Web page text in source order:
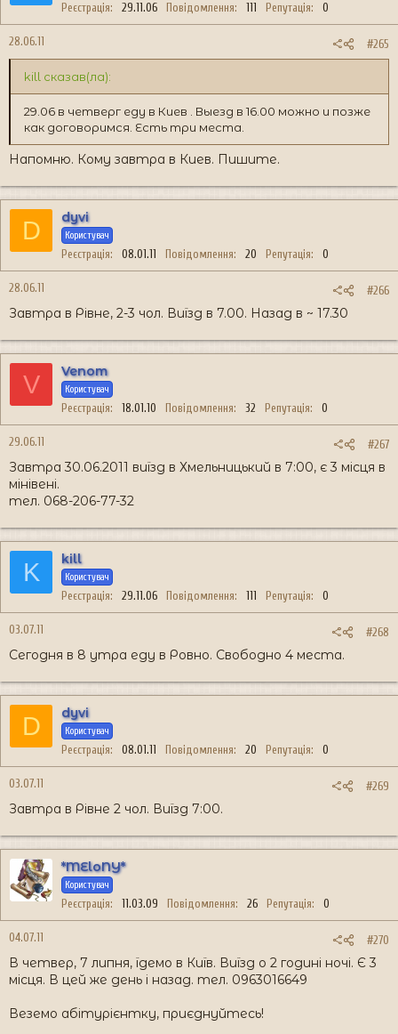
Реєстрація 29.11.06 Повідомлення 111 Репутація 0
28.06.11 #265
kill сказав(ла):
29.06 в четверг еду в Киев . Выезд в 16.00 можно и позже
как договоримся. Есть три места.
Напомню. Кому завтра в Киев. Пишите.
D dyvi
Користувач
Реєстрація 08.01.11 Повідомлення 20 Репутація 0
28.06.11 #266
Завтра в Рівне, 2-3 чол. Виїзд в 7.00. Назад в ~ 17.30
V Venom
Користувач
Реєстрація 18.01.10 Повідомлення 32 Репутація 0
29.06.11 #267
Завтра 30.06.2011 виїзд в Хмельницький в 7:00, є 3 місця в
мінівені.
тел. 068-206-77-32
K kill
Користувач
Реєстрація 29.11.06 Повідомлення 111 Репутація 0
03.07.11 #268
Сегодня в 8 утра еду в Ровно. Свободно 4 места.
D dyvi
Користувач
Реєстрація 08.01.11 Повідомлення 20 Репутація 0
03.07.11 #269
Завтра в Рівне 2 чол. Виїзд 7:00.
*MEloNY*
Користувач
Реєстрація 11.03.09 Повідомлення 26 Репутація 0
04.07.11 #270
В четвер, 7 липня, їдемо в Київ. Виїзд о 2 годині ночі. Є 3
місця. В цей же день і назад. тел. 0963016649
Веземо абітурієнтку, приєднуйтесь!